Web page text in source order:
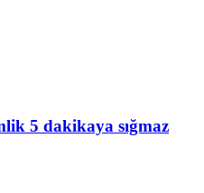
5 dakikaya sığmaz